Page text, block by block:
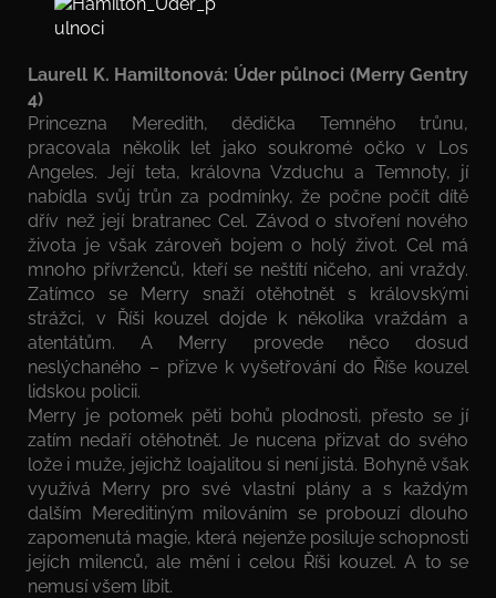
Laurell K. Hamiltonová: Úder půlnoci (Merry Gentry
4)
Princezna Meredith, dědička Temného trůnu,
pracovala několik let jako soukromé očko v Los
Angeles. Její teta, královna Vzduchu a Temnoty, jí
nabídla svůj trůn za podmínky, že počne počít dítě
dřív než její bratranec Cel. Závod o stvoření nového
života je však zároveň bojem o holý život. Cel má
mnoho přívrženců, kteří se neštítí ničeho, ani vraždy.
Zatímco se Merry snaží otěhotnět s královskými
strážci, v Říši kouzel dojde k několika vraždám a
atentátům. A Merry provede něco dosud
neslýchaného – přizve k vyšetřování do Říše kouzel
lidskou policii.
Merry je potomek pěti bohů plodnosti, přesto se jí
zatím nedaří otěhotnět. Je nucena přizvat do svého
lože i muže, jejichž loajalitou si není jistá. Bohyně však
využívá Merry pro své vlastní plány a s každým
dalším Mereditiným milováním se probouzí dlouho
zapomenutá magie, která nejenže posiluje schopnosti
jejích milenců, ale mění i celou Říši kouzel. A to se
nemusí všem líbit.